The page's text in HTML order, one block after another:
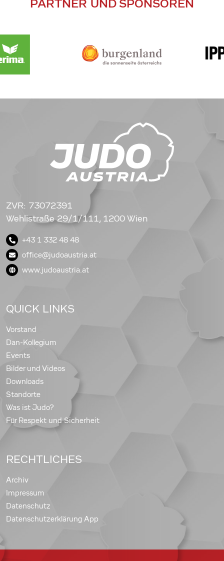
PARTNER UND SPONSOREN
ZVR: 73072391
Wehlistraße 29/1/111, 1200 Wien
+43 1 332 48 48
office@judoaustria.at
www.judoaustria.at
QUICK LINKS
Vorstand
Dan-Kollegium
Events
Bilder und Videos
Downloads
Standorte
Was ist Judo?
Für Respekt und Sicherheit
RECHTLICHES
Archiv
Impressum
Datenschutz
Datenschutzerklärung App